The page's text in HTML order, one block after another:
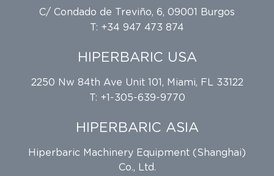
C/ Condado de Treviño, 6, 09001 Burgos
T: +34 947 473 874
HIPERBARIC USA
2250 Nw 84th Ave Unit 101, Miami, FL 33122
T: +1-305-639-9770
HIPERBARIC ASIA
Hiperbaric Machinery Equipment (Shanghai)
Co., Ltd.